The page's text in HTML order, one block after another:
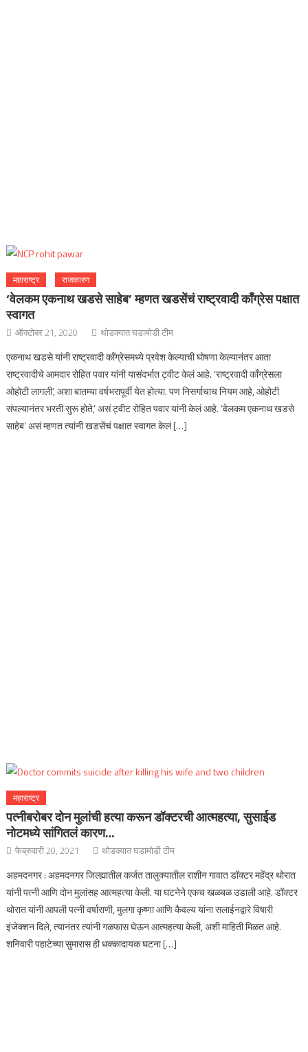
महाराष्ट्र राजकारण
‘वेलकम एकनाथ खडसे साहेब’ म्हणत खडसेंचं राष्ट्रवादी काँग्रेस पक्षात
स्वागत
ऑक्टोबर 21, 2020 थोडक्यात घडामोडी टीम
एकनाथ खडसे यांनी राष्ट्रवादी काँग्रेसमध्ये प्रवेश केल्याची घोषणा केल्यानंतर आता
राष्ट्रवादीचे आमदार रोहित पवार यांनी यासंदर्भात ट्वीट केलं आहे. ‘राष्ट्रवादी काँग्रेसला
ओहोटी लागली’, अशा बातम्या वर्षभरापूर्वी येत होत्या. पण निसर्गाचाच नियम आहे, ओहोटी
संपल्यानंतर भरती सुरू होते,’ असं ट्वीट रोहित पवार यांनी केलं आहे. ‘वेलकम एकनाथ खडसे
साहेब’ असं म्हणत त्यांनी खडसेंचं पक्षात स्वागत केलं […]
महाराष्ट्र
पत्नीबरोबर दोन मुलांची हत्या करून डॉक्टरची आत्महत्या, सुसाईड
नोटमध्ये सांगितलं कारण…
फेब्रुवारी 20, 2021 थोडक्यात घडामोडी टीम
अहमदनगर : अहमदनगर जिल्ह्यातील कर्जत तालुक्यातील राशीन गावात डॉक्टर महेंद्र थोरात
यांनी पत्नी आणि दोन मुलांसह आत्महत्या केली. या घटनेने एकच खळबळ उडाली आहे. डॉक्टर
थोरात यांनी आपली पत्नी वर्षाराणी, मुलगा कृष्णा आणि कैवल्य यांना सलाईनद्वारे विषारी
इंजेक्शन दिले, त्यानंतर त्यांनी गळफास घेऊन आत्महत्या केली, अशी माहिती मिळत आहे.
शनिवारी पहाटेच्या सुमारास ही धक्कादायक घटना […]